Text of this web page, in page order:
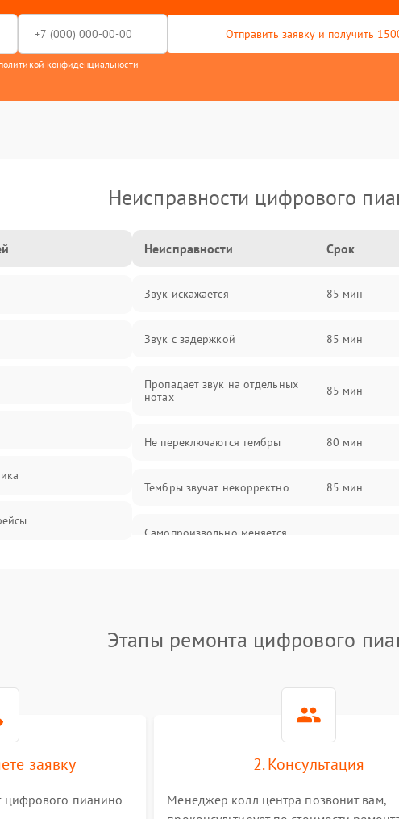
Отправить заявку и получить
политикой конфиденциальности
Неисправности цифрового
Неисправности Срок
Звук искажается 85 мин
Звук с задержкой 85 мин
Пропадает звук на отдельных
нотах
85 мин
Не переключаются тембры 80 мин
Тембры звучат некорректно 85 мин
Самопроизвольно меняется
Этапы ремонта цифрового
заявку
цифрового пианино
2. Консультация
Менеджер колл центра позвонит вам,